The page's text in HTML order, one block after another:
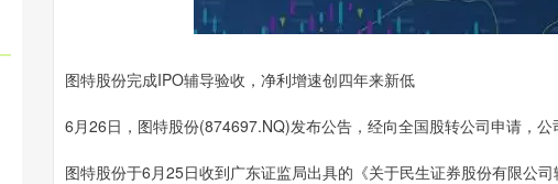
图特股份完成IPO辅导验收，净利增速创四年来新低
6月26日，图特股份(874697.NQ)发布公告，经向全国股转公司申请，公
图特股份于6月25日收到广东证监局出具的《关于民生证券股份有限公